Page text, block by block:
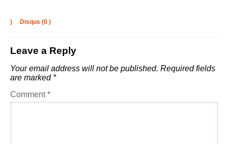
) Disqus (0 )
Leave a Reply
Your email address will not be published. Required fields
are marked *
Comment*